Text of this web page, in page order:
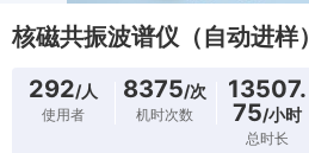
核磁共振波谱仪（自动进样）
292/人
使用者
8375/次
机时次数
13507.
75/小时
总时长